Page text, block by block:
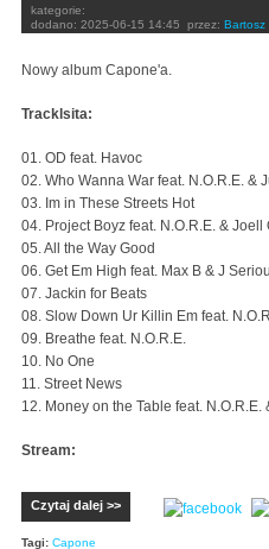
kategorie:
dodano: 2025-06-15 14:45 przez: Bartosz
Nowy album Capone'a.
Tracklsita:
01. OD feat. Havoc
02. Who Wanna War feat. N.O.R.E. &
03. Im in These Streets Hot
04. Project Boyz feat. N.O.R.E. & Joell
05. All the Way Good
06. Get Em High feat. Max B & J
07. Jackin for Beats
08. Slow Down Ur Killin Em feat.
09. Breathe feat. N.O.R.E.
10. No One
11. Street News
12. Money on the Table feat. N.O.R.E.
Stream:
Czytaj dalej >>
Tagi: Capone